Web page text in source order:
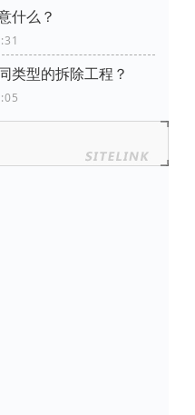
什么？
类型的拆除工程？